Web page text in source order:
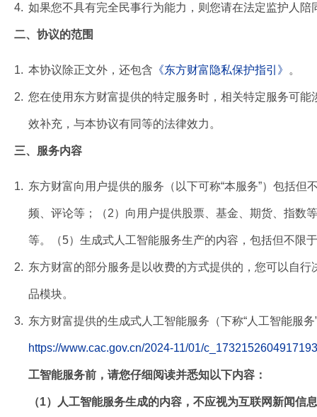
4. 如果您不具有完全民事行为能力，则您请在法定监护人
二、协议的范围
1. 本协议除正文外，还包含 《东方财富隐私保护指引》 。
2. 您在使用东方财富提供的特定服务时，相关特定服务可
效补充，与本协议有同等的法律效力。
三、服务内容
1. 东方财富向用户提供的服务（以下可称“本服务”）包括
频、评论等；（2）向用户提供股票、基金、期货、指数
等。（5）生成式人工智能服务生产的内容，包括但不限
2. 东方财富的部分服务是以收费的方式提供的，您可以自
品模块。
3. 东方财富提供的生成式人工智能服务（下称“人工智能服
https://www.cac.gov.cn/2024-11/01/
工智能服务前，请您仔细阅读并悉知以下内容：
（1）人工智能服务生成的内容，不应视为互联网新闻